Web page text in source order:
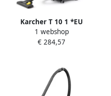
Karcher T 10 1 *EU
Stofzuiger 1.527-300.0
1 webshop
€ 284,57